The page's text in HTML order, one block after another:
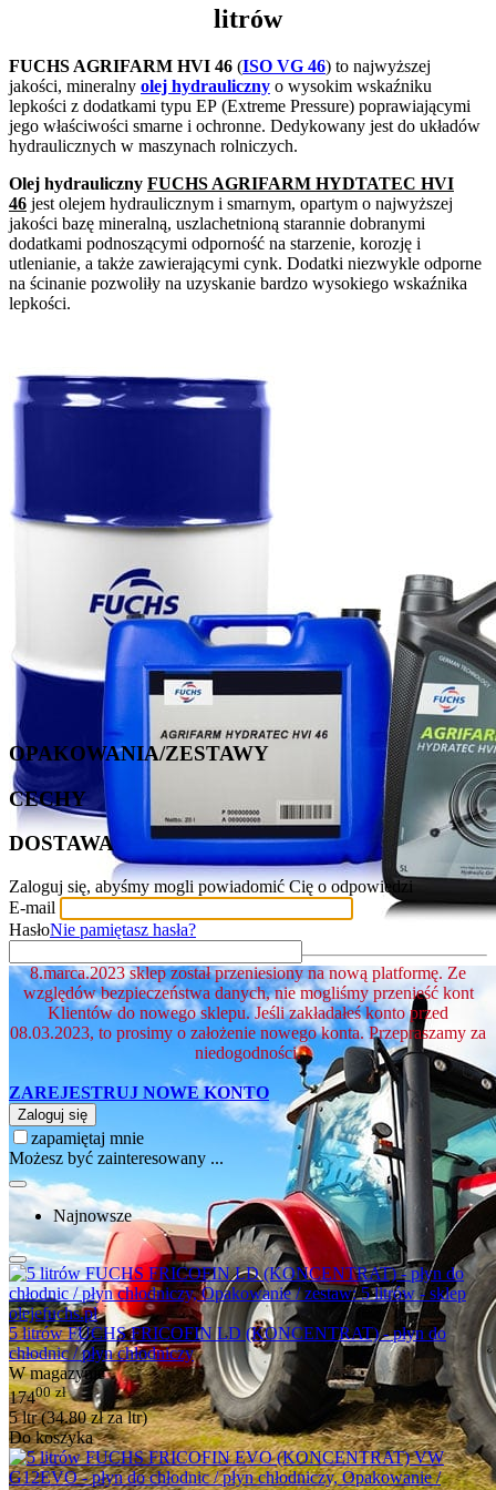
litrów
FUCHS AGRIFARM HVI 46 (ISO VG 46) to najwyższej
jakości, mineralny olej hydrauliczny o wysokim wskaźniku
lepkości z dodatkami typu EP (Extreme Pressure) poprawiającymi
jego właściwości smarne i ochronne. Dedykowany jest do układów
hydraulicznych w maszynach rolniczych.
Olej hydrauliczny FUCHS AGRIFARM HYDTATEC HVI
46 jest olejem hydraulicznym i smarnym, opartym o najwyższej
jakości bazę mineralną, uszlachetnioną starannie dobranymi
dodatkami podnoszącymi odporność na starzenie, korozję i
utlenianie, a także zawierającymi cynk. Dodatki niezwykle odporne
na ścinanie pozwoliły na uzyskanie bardzo wysokiego wskaźnika
lepkości.
OPAKOWANIA/ZESTAWY
CECHY
DOSTAWA
Zaloguj się, abyśmy mogli powiadomić Cię o odpowiedzi
E-mail
HasłoNie pamiętasz hasła?
8.marca.2023 sklep został przeniesiony na nową platformę. Ze
względów bezpieczeństwa danych, nie mogliśmy przenieść kont
Klientów do nowego sklepu. Jeśli zakładałeś konto przed
08.03.2023, to prosimy o założenie nowego konta. Przepraszamy za
niedogodności.
ZAREJESTRUJ NOWE KONTO
Zaloguj się
zapamiętaj mnie
Możesz być zainteresowany ...
Najnowsze
5 litrów FUCHS FRICOFIN LD (KONCENTRAT) - płyn do
chłodnic / płyn chłodniczy
W magazynie
17400 zł
5 ltr (34.80złza ltr)
Do koszyka